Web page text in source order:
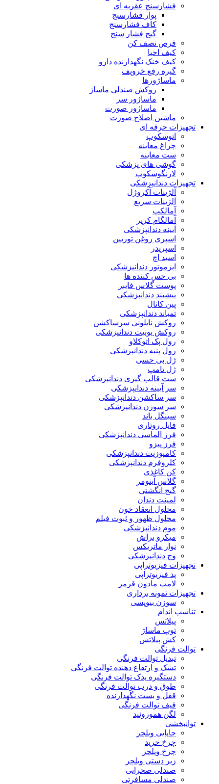
فشارسنج عقربه ای
پوار فشارسنج
کاف فشارسنج
گیج فشار سنج
قرص نصف کن
کیف احیا
کیف خنک نگهدارنده دارو
گیره رفع خروپف
ماساژورها
روکش صندلی ماساژ
ماساژور سر
ماساژور صورت
ماشین اصلاح صورت
تجهیزات حرفه ای
اتوسکوپ
چراغ معاینه
ست معاینه
گوشی های پزشکی
لارنگوسکوپ
تجهیزات دندانپزشکی
آلژینات آکروژل
آلژینات سریع
آمالکپ
آمالگام کریر
آیینه دندانپزشکی
اسپری روغن توربین
اسپریدر
اسید اچ
ایرموتور دندانپزشکی
بی حس کننده ها
پوست گلاس فایبر
پیشبند دندانپزشکی
پین کانال
تمباند دندانپزشکی
روکش نایلونی سرساکشن
روکش یونیت دندانپزشکی
رول پک اتوکلاو
رول پنبه دندانپزشکی
ژل بی حسی
ژل تامپ
ست قالب گیری دندانپزشکی
سر آیینه دندانپزشکی
سر ساکشن دندانپزشکی
سر سوزن دندانپزشکی
سینگل باند
فایل روتاری
فرز الماسی دندانپزشکی
فرز پیزو
کامپوزیت دندانپزشکی
کلروفرم دندانپزشکی
کن کاغذی
گلاس آینومر
گیج انگشتی
لمینت دندان
محلول انعقاد خون
محلول ظهور و ثبوت فیلم
موم دندانپزشکی
میکرو براش
نوار ماتریکس
وج دندانپزشکی
تجهیزات فیزیوتراپی
پد فیزیوتراپی
لامپ مادون قرمز
تجهیزات نمونه برداری
سوزن بیوپسی
تناسب اندام
پیلاتس
توپ ماساژ
کش پیلاتس
توالت فرنگی
تبدیل توالت فرنگی
تشک و ارتفاع دهنده توالت فرنگی
دستگیره یدک توالت فرنگی
طوق و درب توالت فرنگی
قفل و بست نگهدارنده
قیف توالت فرنگی
لگن هموروئید
توانبخشی
جاپایی ویلچر
چرخ خرید
چرخ ویلچر
زیر دستی ویلچر
صندلی صحرایی
صندلی مسافرتی